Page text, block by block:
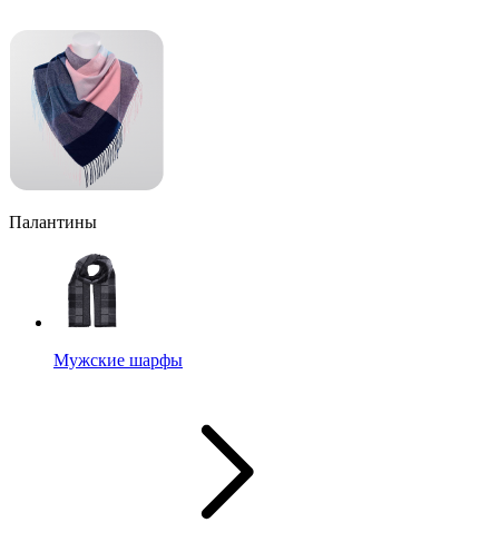
Палантины
Мужские шарфы